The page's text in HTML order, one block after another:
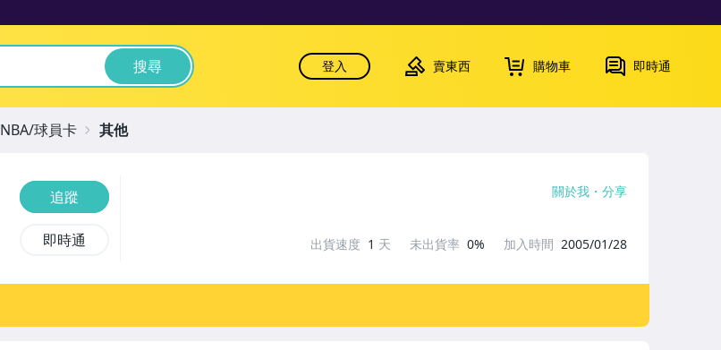
搜尋 登入 賣東西 購物車 即時通
追蹤
即時通
關於我 分享
出貨速度 1 天 未出貨率 0% 加入時間 2005/01/28
NBA/球員卡 其他